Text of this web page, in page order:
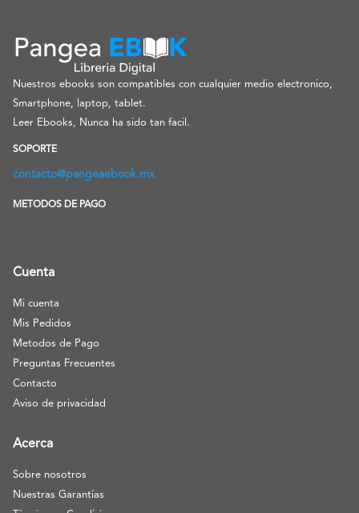
Nuestros ebooks son compatibles con cualquier medio electronico,
Smartphone, laptop, tablet.
Leer Ebooks, Nunca ha sido tan facil.
SOPORTE
contacto@pangeaebook.mx
METODOS DE PAGO
Cuenta
Mi cuenta
Mis Pedidos
Metodos de Pago
Preguntas Frecuentes
Contacto
Aviso de privacidad
Acerca
Sobre nosotros
Nuestras Garantías